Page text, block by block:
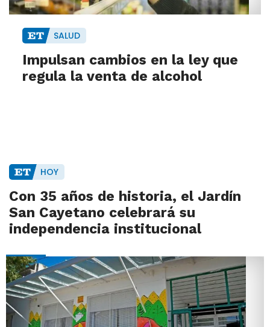
SALUD
Impulsan cambios en la ley que
regula la venta de alcohol
HOY
Con 35 años de historia, el Jardín
San Cayetano celebrará su
independencia institucional